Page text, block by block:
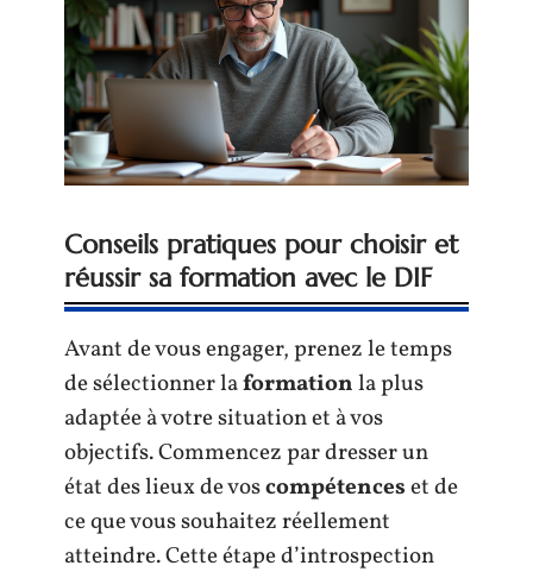
Conseils pratiques pour choisir et
réussir sa formation avec le DIF
Avant de vous engager, prenez le temps
de sélectionner laformationla plus
adaptée à votre situation et à vos
objectifs. Commencez par dresser un
état des lieux de voscompétenceset de
ce que vous souhaitez réellement
atteindre. Cette étape d’introspection